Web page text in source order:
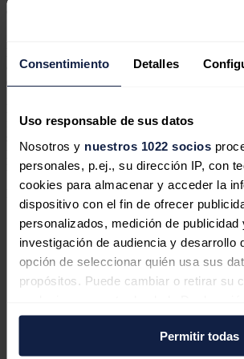
Consentimiento Detalles
Uso responsable de sus datos
Nosotros y nuestros 1022 socios
personales, p.ej., su dirección IP, con
cookies para almacenar y acceder la
dispositivo con el fin de ofrecer
personalizados, medición de publicidad
investigación de audiencia y desarrollo
opción de seleccionar quién usa sus
propósitos. Puede cambiar o retirar su
en el Menú de consentimiento.
Permitir todas
competencia excesiva y las guerras de
invernadero en el mundo, en los últimos años
pico de sus emisiones de dióxido de carbono
neutralidad de carbono antes de 2060.
Noticias relacionadas
China busca el pico de
industriales antes de
plan quinquenal verde